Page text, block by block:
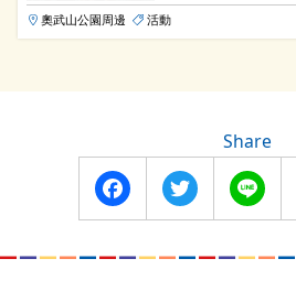
奧武山公園周邊 活動
Share
FacebookTwitter Line